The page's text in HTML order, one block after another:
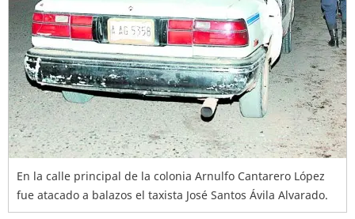
En la calle principal de la colonia Arnulfo Cantarero López
fue atacado a balazos el taxista José Santos Ávila Alvarado.